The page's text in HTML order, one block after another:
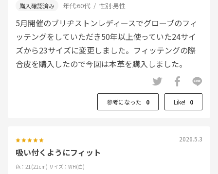
年代:60代 性別:男性
5月開催のブリヂストンレディースでグローブのフィ
ッテングをしていただき50年以上使っていた24サイ
ズから23サイズに変更しました。フィッテングの際
合皮を購入したので今回は本革を購入しました。
参考になった 0 Like! 0
2026.5.3
吸い付くようにフィット
色：21(21cm) サイズ：WH(白)